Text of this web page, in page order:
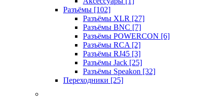
Разъёмы [102]
Разъёмы XLR [27]
Разъёмы BNC [7]
Разъёмы POWERCON [6]
Разъёмы RCA [2]
Разъёмы RJ45 [3]
Разъёмы Jack [25]
Разъёмы Speakon [32]
Переходники [25]